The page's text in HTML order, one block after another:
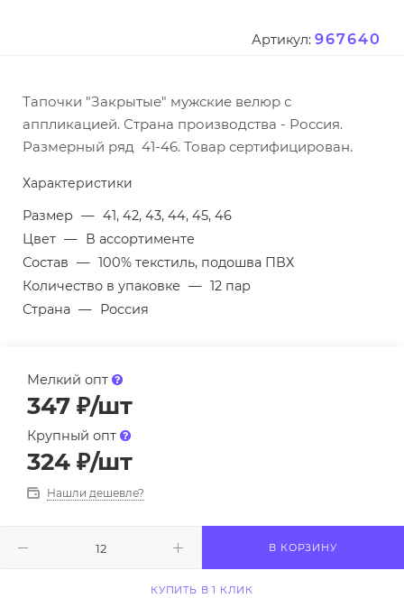
Артикул: 967640
Тапочки "Закрытые" мужские велюр с
аппликацией. Страна производства - Россия.
Размерный ряд 41-46. Товар сертифицирован.
Характеристики
Размер — 41, 42, 43, 44, 45, 46
Цвет — В ассортименте
Состав — 100% текстиль, подошва ПВХ
Количество в упаковке — 12 пар
Страна — Россия
Мелкий опт
347 ₽/шт
Крупный опт
324 ₽/шт
Нашли дешевле?
В КОРЗИНУ
КУПИТЬ В 1 КЛИК